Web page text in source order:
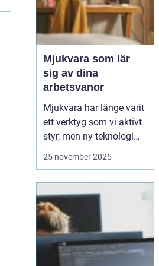
Mjukvara som lär
sig av dina
arbetsvanor
Mjukvara har länge varit
ett verktyg som vi aktivt
styr, men ny teknologi
gör att program idag kan
program kan analysera
hur du arbetar, vilka
appar du använder mest
och vilka uppgift...
25 november 2025